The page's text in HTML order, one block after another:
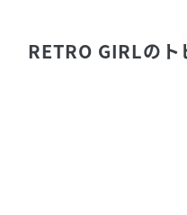
RETRO GIRLのト